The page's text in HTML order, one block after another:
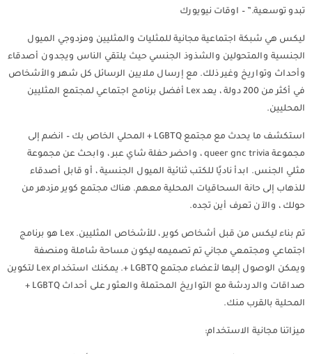
تبدو توسعية.” – اوقات نيويورك
ليكس هي شبكة اجتماعية مجانية للمثليات والمثليين ومزدوجي الميول
الجنسية والمتحولين والشذوذ الجنسي حيث يلتقي الناس ويجدون أصدقاء
وأحداث وتواريخ وغير ذلك. مع إرسال ملايين الرسائل كل شهر والأشخاص
في أكثر من 200 دولة ، يعد Lex أفضل برنامج اجتماعي لمجتمع المثليين
المحليين.
استكشف ما يحدث مع مجتمع LGBTQ + المحلي الخاص بك – انضم إلى
مجموعة queer gnc trivia ، واحضر حفلة شاي عبر ، وابحث عن مجموعة
مثلي الجنس. ابدأ ناديًا للكتب ثنائية الميول الجنسية ، أو قابل أصدقاء
للذهاب إلى حانة السحاقيات المحلية معهم. هناك مجتمع كوير مزدهر من
حولك ، والآن تعرف أين تجده.
تم بناء ليكس من قبل أشخاص كوير ، للأشخاص المثليين. Lex هو برنامج
اجتماعي ومجتمعي مجاني تم تصميمه ليكون مساحة شاملة ومنصفة
ويمكن الوصول إليها لأعضاء مجتمع LGBTQ +. يمكنك استخدام Lex لتكوين
صداقات والدردشة مع التواريخ المحتملة والعثور على أحداث LGBTQ +
المحلية بالقرب منك.
ميزاتنا مجانية الاستخدام: